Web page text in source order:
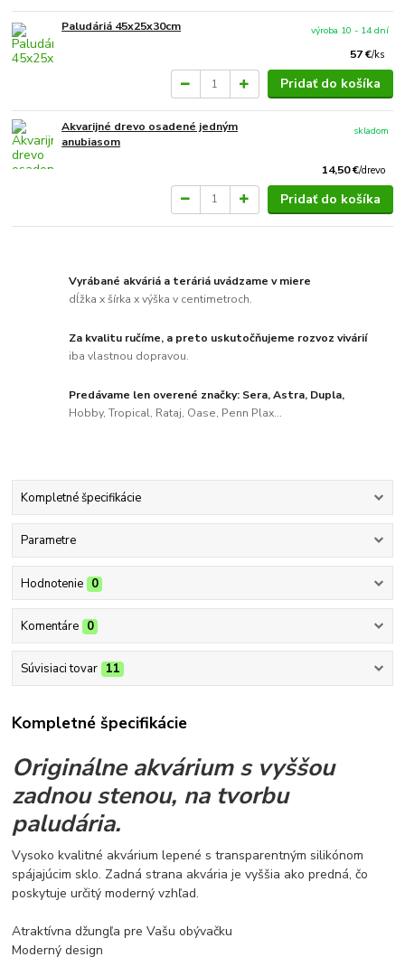
Paludáriá 45x25x30cm
57 €/ks
výroba 10 - 14 dní
Pridať do košíka
Akvarijné drevo osadené jedným
anubiasom
14,50 €/drevo
skladom
Pridať do košíka
Vyrábané akváriá a teráriá uvádzame v miere
dĺžka x šírka x výška v centimetroch.
Za kvalitu ručíme, a preto uskutočňujeme rozvoz vivárií
iba vlastnou dopravou.
Predávame len overené značky: Sera, Astra, Dupla,
Hobby, Tropical, Rataj, Oase, Penn Plax...
Kompletné špecifikácie
Parametre
Hodnotenie 0
Komentáre 0
Súvisiaci tovar 11
Kompletné špecifikácie
Originálne akvárium s vyššou
zadnou stenou, na tvorbu
paludária.
Vysoko kvalitné akvárium lepené s transparentným silikónom
spájajúcim sklo. Zadná strana akvária je vyššia ako predná, čo
poskytuje určitý moderný vzhľad.
Atraktívna džungľa pre Vašu obývačku
Moderný design